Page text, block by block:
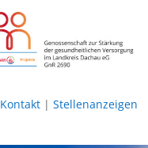
Kontakt| Stellenanzeigen